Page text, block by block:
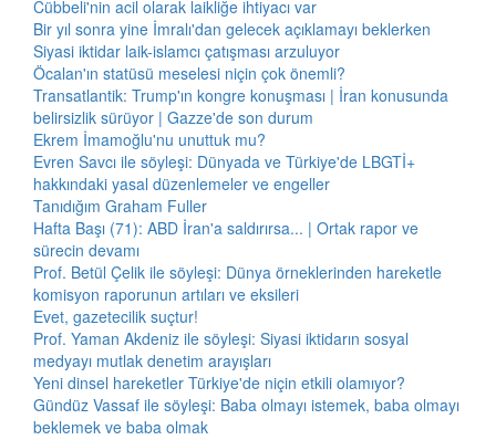
Cübbeli'nin acil olarak laikliğe ihtiyacı var
Bir yıl sonra yine İmralı'dan gelecek açıklamayı beklerken
Siyasi iktidar laik-islamcı çatışması arzuluyor
Öcalan'ın statüsü meselesi niçin çok önemli?
Transatlantik: Trump'ın kongre konuşması | İran konusunda
belirsizlik sürüyor | Gazze'de son durum
Ekrem İmamoğlu'nu unuttuk mu?
Evren Savcı ile söyleşi: Dünyada ve Türkiye'de LBGTİ+
hakkındaki yasal düzenlemeler ve engeller
Tanıdığım Graham Fuller
Hafta Başı (71): ABD İran'a saldırırsa... | Ortak rapor ve
sürecin devamı
Prof. Betül Çelik ile söyleşi: Dünya örneklerinden hareketle
komisyon raporunun artıları ve eksileri
Evet, gazetecilik suçtur!
Prof. Yaman Akdeniz ile söyleşi: Siyasi iktidarın sosyal
medyayı mutlak denetim arayışları
Yeni dinsel hareketler Türkiye'de niçin etkili olamıyor?
Gündüz Vassaf ile söyleşi: Baba olmayı istemek, baba olmayı
beklemek ve baba olmak